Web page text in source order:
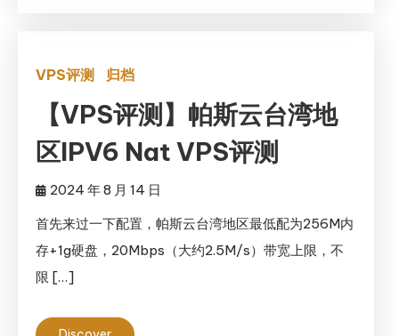
VPS评测 归档
【VPS评测】帕斯云台湾地
区IPV6 Nat VPS评测
2024 年 8 月 14 日
首先来过一下配置，帕斯云台湾地区最低配为256M内
存+1g硬盘，20Mbps（大约2.5M/s）带宽上限，不
限 […]